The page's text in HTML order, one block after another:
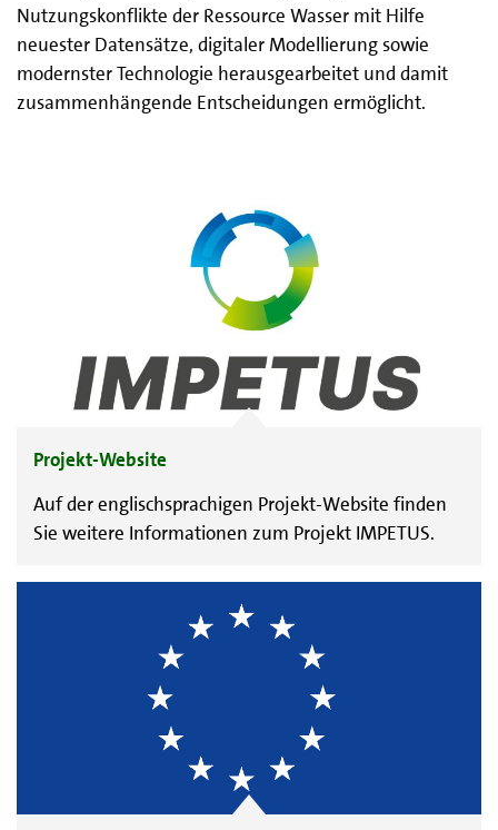
Nutzungskonflikte der Ressource Wasser mit Hilfe
neuester Datensätze, digitaler Modellierung sowie
modernster Technologie herausgearbeitet und damit
zusammenhängende Entscheidungen ermöglicht.
Projekt-Website
Auf der englischsprachigen Projekt-Website finden
Sie weitere Informationen zum Projekt IMPETUS.